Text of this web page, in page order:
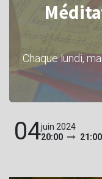
Chaque lundi,
04juin 2024
20:00
21:00